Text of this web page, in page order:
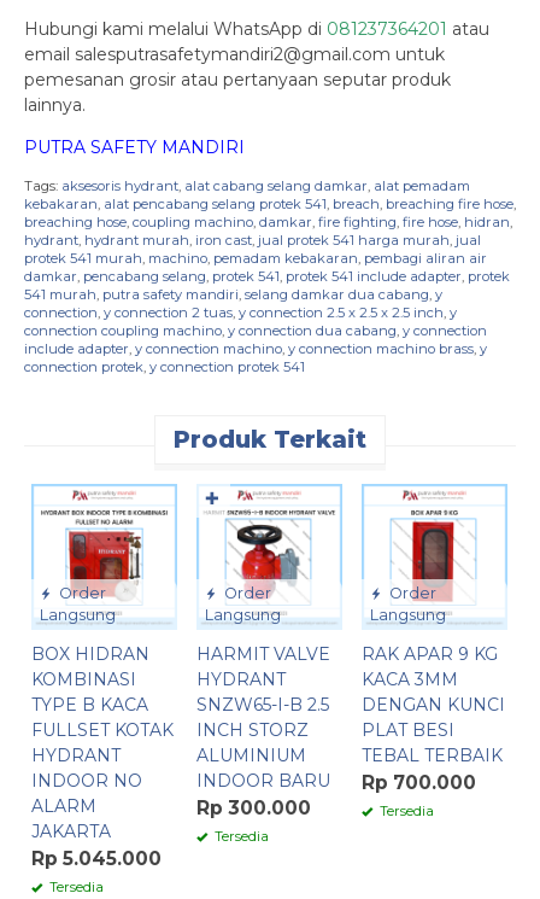
Hubungi kami melalui WhatsApp di 081237364201 atau
email salesputrasafetymandiri2@gmail.com untuk
pemesanan grosir atau pertanyaan seputar produk
lainnya.
PUTRA SAFETY MANDIRI
Tags: aksesoris hydrant, alat cabang selang damkar, alat pemadam
kebakaran, alat pencabang selang protek 541, breach, breaching fire hose,
breaching hose, coupling machino, damkar, fire fighting, fire hose, hidran,
hydrant, hydrant murah, iron cast, jual protek 541 harga murah, jual
protek 541 murah, machino, pemadam kebakaran, pembagi aliran air
damkar, pencabang selang, protek 541, protek 541 include adapter, protek
541 murah, putra safety mandiri, selang damkar dua cabang, y
connection, y connection 2 tuas, y connection 2.5 x 2.5 x 2.5 inch, y
connection coupling machino, y connection dua cabang, y connection
include adapter, y connection machino, y connection machino brass, y
connection protek, y connection protek 541
Produk Terkait
Order
Langsung
BOX HIDRAN
KOMBINASI
TYPE B KACA
FULLSET KOTAK
HYDRANT
INDOOR NO
ALARM
JAKARTA
Rp 5.045.000
Tersedia
Order
Langsung
HARMIT VALVE
HYDRANT
SNZW65-I-B 2.5
INCH STORZ
ALUMINIUM
INDOOR BARU
Rp 300.000
Tersedia
✚
Order
Langsung
RAK APAR 9 KG
KACA 3MM
DENGAN KUNCI
PLAT BESI
TEBAL TERBAIK
Rp 700.000
Tersedia